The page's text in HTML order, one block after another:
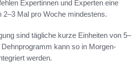
Expertinnen und Experten eine
2–3 Mal pro Woche mindestens.
sind tägliche kurze Einheiten von 5–
kann so in Morgen-
werden.